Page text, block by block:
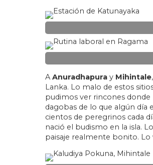
A Anuradhapura y Mihintale
Lanka. Lo malo de estos
pudimos ver rincones donde
dagobas de lo que algún día
cientos de peregrinos cada
nació el budismo en la isla.
paisaje realmente bonito. Lo